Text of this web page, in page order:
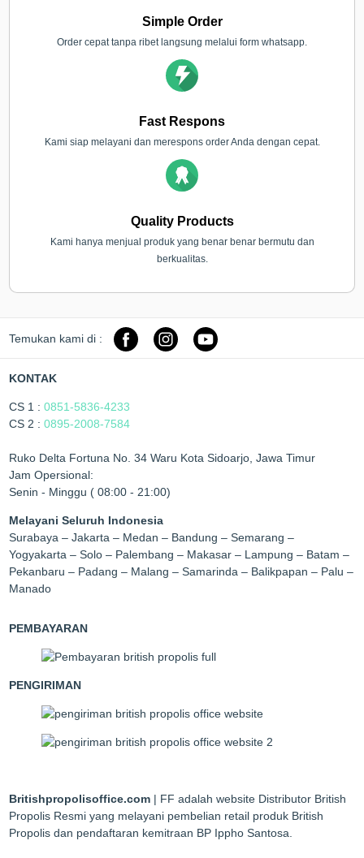
Simple Order
Order cepat tanpa ribet langsung melalui form whatsapp.
Fast Respons
Kami siap melayani dan merespons order Anda dengan cepat.
Quality Products
Kami hanya menjual produk yang benar benar bermutu dan
berkualitas.
Temukan kami di :
KONTAK
CS 1 :0851-5836-4233
CS 2 :0895-2008-7584
Ruko Delta Fortuna No. 34 Waru Kota Sidoarjo, Jawa Timur
Jam Opersional:
Senin - Minggu ( 08:00 - 21:00)
Melayani Seluruh Indonesia
Surabaya – Jakarta – Medan – Bandung – Semarang –
Yogyakarta – Solo – Palembang – Makasar – Lampung – Batam –
Pekanbaru – Padang – Malang – Samarinda – Balikpapan – Palu –
Manado
PEMBAYARAN
PENGIRIMAN
Britishpropolisoffice.com | FF adalah website Distributor British
Propolis Resmi yang melayani pembelian retail produk British
Propolis dan pendaftaran kemitraan BP Ippho Santosa.